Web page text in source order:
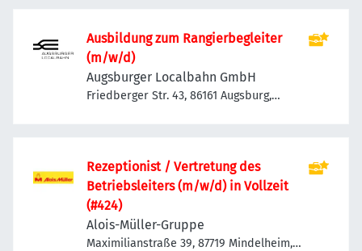
Aus­bil­dung zum Ran­gier­be­glei­ter
(m/w/d)
Augsburger Localbahn GmbH
Friedberger Str. 43, 86161 Augsburg,
Rezeptionist / Vertretung des
Betriebsleiters (m/w/d) in Vollzeit
(#424)
Alois-Müller-Gruppe
Maximilianstraße 39, 87719 Mindelheim,